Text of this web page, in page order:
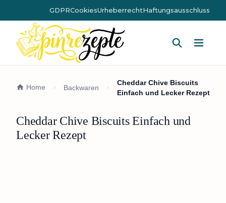
GDPRCookiesUrheberrechtHaftungsausschluss
Home Backwaren
Cheddar Chive Biscuits
Einfach und Lecker Rezept
Cheddar Chive Biscuits Einfach und
Lecker Rezept